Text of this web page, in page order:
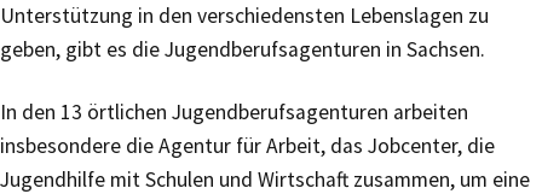
Unterstützung in den verschiedensten Lebenslagen zu
geben, gibt es die Jugendberufsagenturen in Sachsen.
In den 13 örtlichen Jugendberufsagenturen arbeiten
insbesondere die Agentur für Arbeit, das Jobcenter, die
Jugendhilfe mit Schulen und Wirtschaft zusammen, um eine